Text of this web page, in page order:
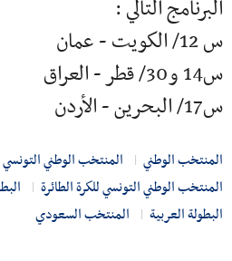
البرنامج التالي :
س 12/ الكويت - عمان
س14 و30/ قطر - العراق
س17/ البحرين - الأردن
المنتخب الوطني المنتخب الوطني التونسي
المنتخب الوطني التونسي للكرة الطائرة
البطولة العربية
المنتخب السعودي